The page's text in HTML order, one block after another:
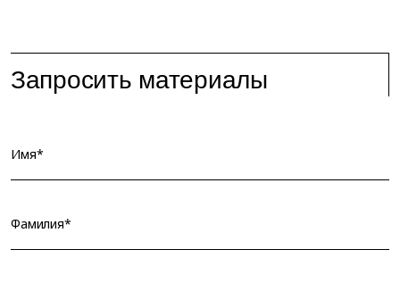
Запросить материалы
Имя*
Фамилия*